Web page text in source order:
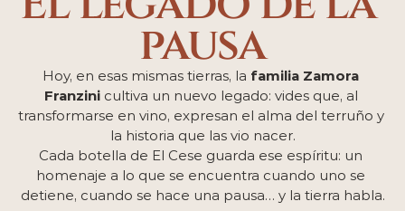
pausa
Hoy, en esas mismas tierras, la familia Zamora
Franzini cultiva un nuevo legado: vides que, al
transformarse en vino, expresan el alma del terruño y
la historia que las vio nacer.
Cada botella de El Cese guarda ese espíritu: un
homenaje a lo que se encuentra cuando uno se
detiene, cuando se hace una pausa… y la tierra habla.